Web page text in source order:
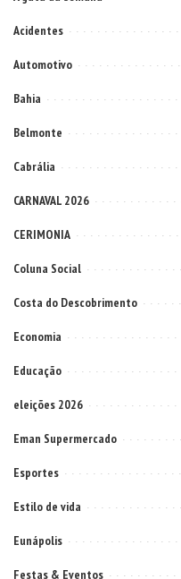
Acidentes
Automotivo
Bahia
Belmonte
Cabrália
CARNAVAL 2026
CERIMONIA
Coluna Social
Costa do Descobrimento
Economia
Educação
eleições 2026
Eman Supermercado
Esportes
Estilo de vida
Eunápolis
Festas & Eventos